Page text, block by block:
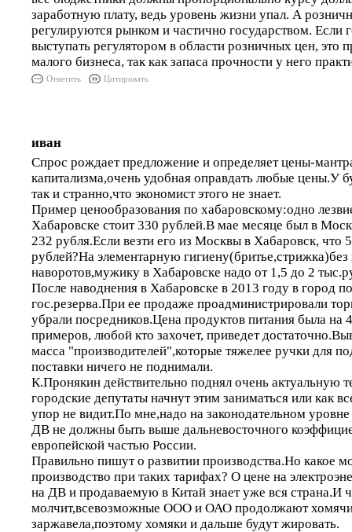
заработную плату, ведь уровень жизни упал. А
регулируются рынком и частично государством. Если
выступать регулятором в области розничных цен, это
малого бизнеса, так как запаса прочности у него
Ответить Цитировать
иван
Спрос рождает предложение и определяет цены-
капитализма,очень удобная оправдать любые цены.У
так и странно,что экономист этого не знает.
Пример ценообразования по хабаровскому:одно
Хабаровске стоит 330 рублей.В мае месяце был в
232 рубля.Если везти его из Москвы в Хабаровск, что
рублей?На элементарную
наворотов,мужику в Хабаровске надо от 1,5 до 2
После наводнения в Хабаровске в 2013 году в город
гос.резерва.При ее продаже проадминистрировали
убрали посредников.Цена продуктов питания была на
примеров, любой кто захочет, приведет
масса "производителей",которые тяжелее ручки для
поставки ничего не поднимали.
К.Пронякин действительно поднял очень актуальную
городские депутаты начнут этим заниматься или как
упор не видит.По мне,надо на законодательном
ДВ не должны быть выше дальневосточного
европейской частью России.
Правильно пишут о развитии производства.Но какое
производство при таких тарифах? О цене на
на ДВ и продаваемую в Китай знает уже вся страна.И
молчит,всевозможные ООО и ОАО продолжают
заржавела,поэтому хомяки и дальше будут жировать.